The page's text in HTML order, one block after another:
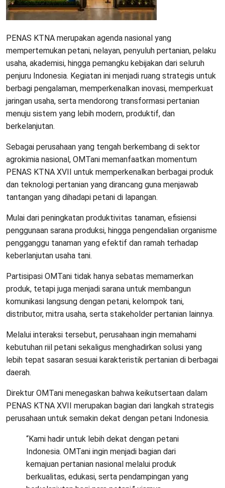
PENAS KTNA merupakan agenda nasional yang
mempertemukan petani, nelayan, penyuluh pertanian, pelaku
usaha, akademisi, hingga pemangku kebijakan dari seluruh
penjuru Indonesia. Kegiatan ini menjadi ruang strategis untuk
berbagi pengalaman, memperkenalkan inovasi, memperkuat
jaringan usaha, serta mendorong transformasi pertanian
menuju sistem yang lebih modern, produktif, dan
berkelanjutan.
Sebagai perusahaan yang tengah berkembang di sektor
agrokimia nasional, OMTani memanfaatkan momentum
PENAS KTNA XVII untuk memperkenalkan berbagai produk
dan teknologi pertanian yang dirancang guna menjawab
tantangan yang dihadapi petani di lapangan.
Mulai dari peningkatan produktivitas tanaman, efisiensi
penggunaan sarana produksi, hingga pengendalian organisme
pengganggu tanaman yang efektif dan ramah terhadap
keberlanjutan usaha tani.
Partisipasi OMTani tidak hanya sebatas memamerkan
produk, tetapi juga menjadi sarana untuk membangun
komunikasi langsung dengan petani, kelompok tani,
distributor, mitra usaha, serta stakeholder pertanian lainnya.
Melalui interaksi tersebut, perusahaan ingin memahami
kebutuhan riil petani sekaligus menghadirkan solusi yang
lebih tepat sasaran sesuai karakteristik pertanian di berbagai
daerah.
Direktur OMTani menegaskan bahwa keikutsertaan dalam
PENAS KTNA XVII merupakan bagian dari langkah strategis
perusahaan untuk semakin dekat dengan petani Indonesia.
“Kami hadir untuk lebih dekat dengan petani
Indonesia. OMTani ingin menjadi bagian dari
kemajuan pertanian nasional melalui produk
berkualitas, edukasi, serta pendampingan yang